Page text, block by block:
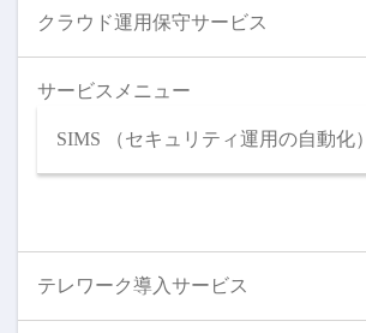
クラウド運用保守サービス
サービスメニュー
SIMS （セキュリティ運用の自動化）
テレワーク導入サービス